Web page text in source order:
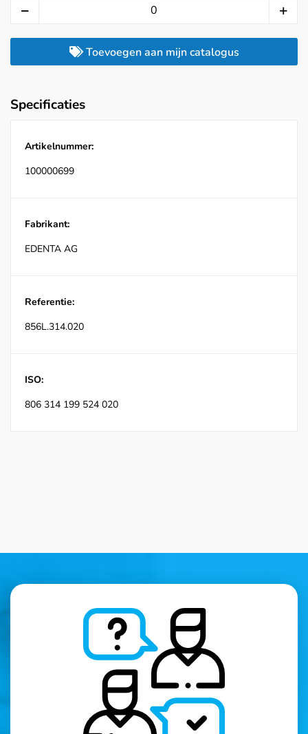
Toevoegen aan mijn catalogus
Specificaties
Artikelnummer:
100000699
Fabrikant:
EDENTA AG
Referentie:
856L.314.020
ISO:
806 314 199 524 020